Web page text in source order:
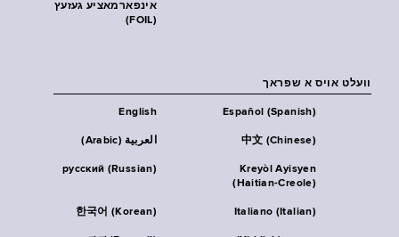
אינפארמאציע געזעץ
(FOIL)
וועלט אויס א שפראך
English Español (Spanish)
العربية (Arabic) 中文 (Chinese)
русский (Russian)
Kreyòl Ayisyen
(Haitian-Creole)
한국어 (Korean) Italiano (Italian)